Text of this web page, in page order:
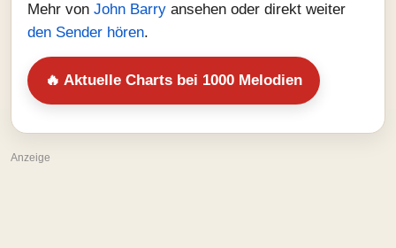
Mehr von John Barry ansehen oder direkt weiter
den Sender hören.
🔥 Aktuelle Charts bei 1000 Melodien
Anzeige